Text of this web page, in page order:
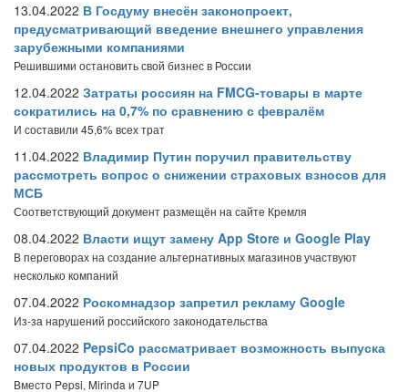
13.04.2022 В Госдуму внесён законопроект,
предусматривающий введение внешнего управления
зарубежными компаниями
Решившими остановить свой бизнес в России
12.04.2022 Затраты россиян на FMCG-товары в марте
сократились на 0,7% по сравнению с февралём
И составили 45,6% всех трат
11.04.2022 Владимир Путин поручил правительству
рассмотреть вопрос о снижении страховых взносов для
МСБ
Соответствующий документ размещён на сайте Кремля
08.04.2022 Власти ищут замену App Store и Google Play
В переговорах на создание альтернативных магазинов участвуют
несколько компаний
07.04.2022 Роскомнадзор запретил рекламу Google
Из-за нарушений российского законодательства
07.04.2022 PepsiCo рассматривает возможность выпуска
новых продуктов в России
Вместо Pepsi, Mirinda и 7UP